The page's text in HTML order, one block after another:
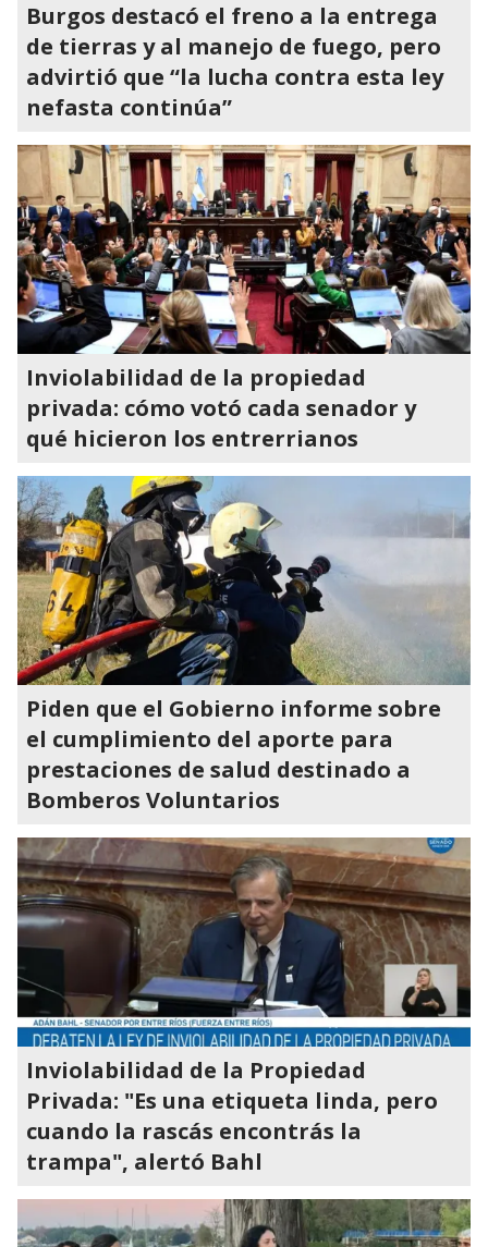
Burgos destacó el freno a la entrega
de tierras y al manejo de fuego, pero
advirtió que “la lucha contra esta ley
nefasta continúa”
Inviolabilidad de la propiedad
privada: cómo votó cada senador y
qué hicieron los entrerrianos
Piden que el Gobierno informe sobre
el cumplimiento del aporte para
prestaciones de salud destinado a
Bomberos Voluntarios
Inviolabilidad de la Propiedad
Privada: "Es una etiqueta linda, pero
cuando la rascás encontrás la
trampa", alertó Bahl